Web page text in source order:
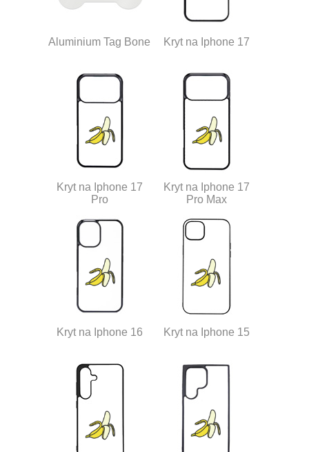
Aluminium Tag Bone Kryt na Iphone 17
Kryt na Iphone 17
Pro
Kryt na Iphone 17
Pro Max
Kryt na Iphone 16 Kryt na Iphone 15